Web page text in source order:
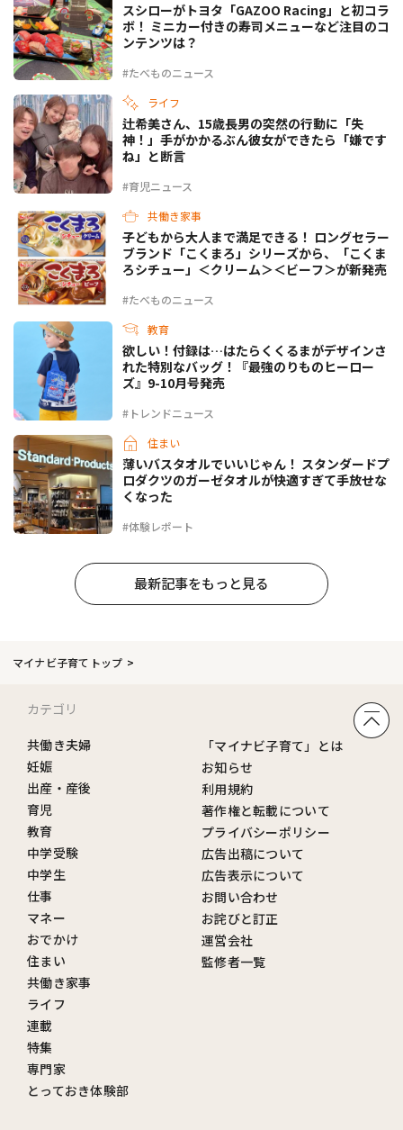
#たべものニュース
スシローがトヨタ「GAZOO Racing」と初コラ
ボ！ ミニカー付きの寿司メニューなど注目のコ
ンテンツは？
ライフ
#育児ニュース
辻希美さん、15歳長男の突然の行動に「失
神！」手がかかるぶん彼女ができたら「嫌です
ね」と断言
共働き家事
#たべものニュース
子どもから大人まで満足できる！ ロングセラー
ブランド「こくまろ」シリーズから、「こくま
ろシチュー」＜クリーム＞＜ビーフ＞が新発売
教育
#トレンドニュース
欲しい！付録は…はたらくくるまがデザインさ
れた特別なバッグ！『最強のりものヒーロー
ズ』9-10月号発売
住まい
#体験レポート
薄いバスタオルでいいじゃん！ スタンダードプ
ロダクツのガーゼタオルが快適すぎて手放せな
くなった
最新記事をもっと見る
マイナビ子育てトップ
カテゴリ
共働き夫婦
妊娠
出産・産後
育児
教育
中学受験
中学生
仕事
マネー
おでかけ
住まい
共働き家事
ライフ
連載
特集
専門家
とっておき体験部
「マイナビ子育て」とは
お知らせ
利用規約
著作権と転載について
プライバシーポリシー
広告出稿について
広告表示について
お問い合わせ
お詫びと訂正
運営会社
監修者一覧